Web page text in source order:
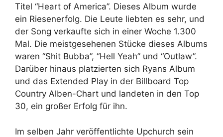
Titel “Heart of America”. Dieses Album wurde
ein Riesenerfolg. Die Leute liebten es sehr, und
der Song verkaufte sich in einer Woche 1.300
Mal. Die meistgesehenen Stücke dieses Albums
waren “Shit Bubba”, “Hell Yeah” und “Outlaw”.
Darüber hinaus platzierten sich Ryans Album
und das Extended Play in der Billboard Top
Country Alben-Chart und landeten in den Top
30, ein großer Erfolg für ihn.
Im selben Jahr veröffentlichte Upchurch sein